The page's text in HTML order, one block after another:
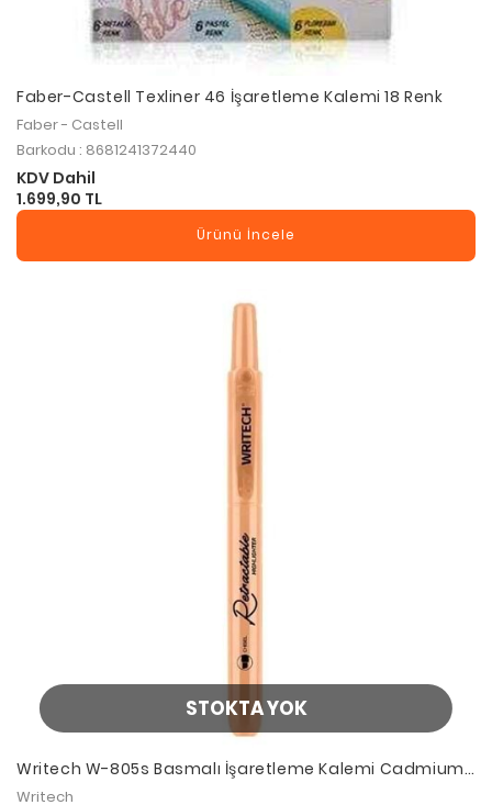
Faber-Castell Texliner 46 İşaretleme Kalemi 18 Renk
Faber - Castell
Barkodu : 8681241372440
KDV Dahil
1.699,90 TL
Ürünü İncele
STOKTA YOK
Writech W-805s Basmalı İşaretleme Kalemi Cadmium
Orange
Writech